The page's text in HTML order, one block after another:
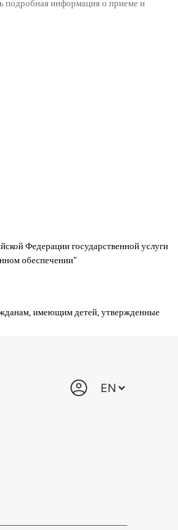
подробная информация о приеме и
Федерации государственной услуги
обеспечении"
имеющим детей, утвержденные